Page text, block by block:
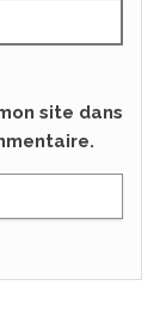
site dans